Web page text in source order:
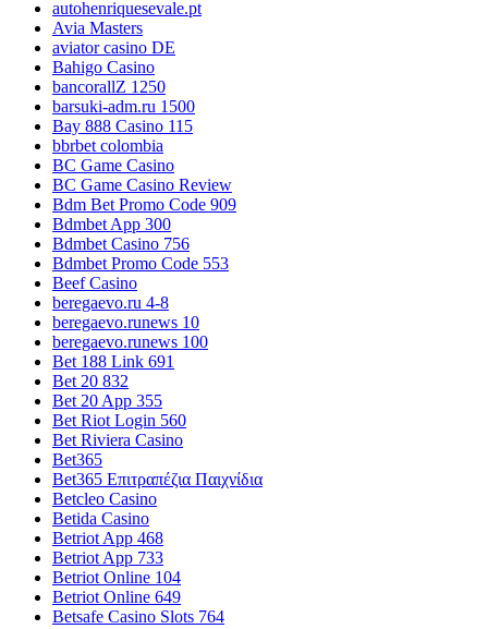
autohenriquesevale.pt
Avia Masters
aviator casino DE
Bahigo Casino
bancorallZ 1250
barsuki-adm.ru 1500
Bay 888 Casino 115
bbrbet colombia
BC Game Casino
BC Game Casino Review
Bdm Bet Promo Code 909
Bdmbet App 300
Bdmbet Casino 756
Bdmbet Promo Code 553
Beef Casino
beregaevo.ru 4-8
beregaevo.runews 10
beregaevo.runews 100
Bet 188 Link 691
Bet 20 832
Bet 20 App 355
Bet Riot Login 560
Bet Riviera Casino
Bet365
Bet365 Επιτραπέζια Παιχνίδια
Betcleo Casino
Betida Casino
Betriot App 468
Betriot App 733
Betriot Online 104
Betriot Online 649
Betsafe Casino Slots 764